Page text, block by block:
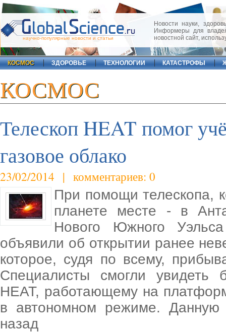
научно-популярные новости и статьи
Новости науки,
Информеры для
новостной сайт,
КОСМОС ЗДОРОВЬЕ ТЕХНОЛОГИИ КАТАСТРОФЫ
КОСМОС
Телескоп HEAT помог
газовое облако
23/02/2014 | комментариев: 0
При помощи телескопа,
планете месте - в
Нового Южного
объявили об открытии ранее
которое, судя по всему,
Специалисты смогли увидеть
HEAT, работающему на
в автономном режиме. Данную
назад